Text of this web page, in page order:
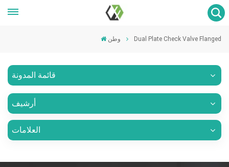
وطن Dual Plate Check Valve Flanged
قائمة المدونة
أرشيف
العلامات